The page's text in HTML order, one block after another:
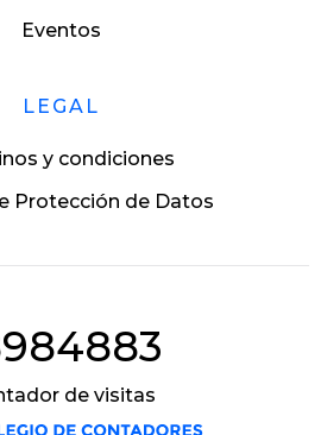
Eventos
LEGAL
y condiciones
Protección de Datos
de visitas